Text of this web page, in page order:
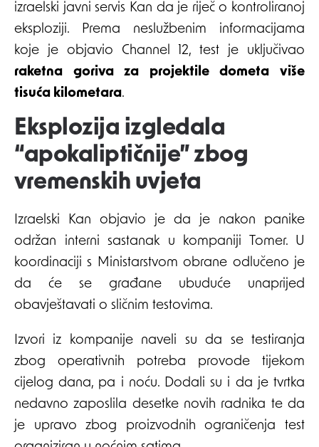
izraelski javni servis Kan da je riječ o kontroliranoj
eksploziji. Prema neslužbenim informacijama
koje je objavio Channel 12, test je uključivao
raketna goriva za projektile dometa više
tisuća kilometara.
Eksplozija izgledala
“apokaliptičnije” zbog
vremenskih uvjeta
Izraelski Kan objavio je da je nakon panike
održan interni sastanak u kompaniji Tomer. U
koordinaciji s Ministarstvom obrane odlučeno je
da će se građane ubuduće unaprijed
obavještavati o sličnim testovima.
Izvori iz kompanije naveli su da se testiranja
zbog operativnih potreba provode tijekom
cijelog dana, pa i noću. Dodali su i da je tvrtka
nedavno zaposlila desetke novih radnika te da
je upravo zbog proizvodnih ograničenja test